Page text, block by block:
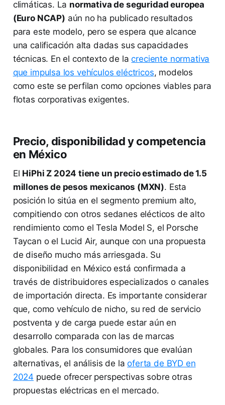
climáticas. La normativa de seguridad europea
(Euro NCAP) aún no ha publicado resultados
para este modelo, pero se espera que alcance
una calificación alta dadas sus capacidades
técnicas. En el contexto de lacreciente normativa
que impulsa los vehículos eléctricos, modelos
como este se perfilan como opciones viables para
flotas corporativas exigentes.
Precio, disponibilidad y competencia
en México
El HiPhi Z 2024 tiene un precio estimado de 1.5
millones de pesos mexicanos (MXN). Esta
posición lo sitúa en el segmento premium alto,
compitiendo con otros sedanes elécticos de alto
rendimiento como el Tesla Model S, el Porsche
Taycan o el Lucid Air, aunque con una propuesta
de diseño mucho más arriesgada. Su
disponibilidad en México está confirmada a
través de distribuidores especializados o canales
de importación directa. Es importante considerar
que, como vehículo de nicho, su red de servicio
postventa y de carga puede estar aún en
desarrollo comparada con las de marcas
globales. Para los consumidores que evalúan
alternativas, el análisis de laoferta de BYD en
2024 puede ofrecer perspectivas sobre otras
propuestas eléctricas en el mercado.